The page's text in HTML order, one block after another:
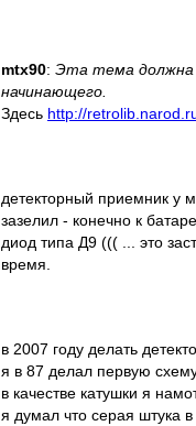
mtx90: Эта тема должна
начинающего.
Здесь http://
детекторный приемник у
зазелил - конечно к
диод типа Д9 ((( ... это
время.
в 2007 году делать
я в 87 делал первую
в качестве катушки я
я думал что серая штука